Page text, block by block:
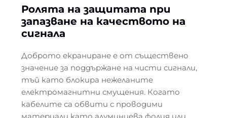
Ролята на защитата при
запазване на качеството на
сигнала
Доброто екраниране е от съществено
значение за поддържане на чисти сигнали,
тъй като блокира нежеланите
електромагнитни смущения. Когато
кабелите са обвити с проводими